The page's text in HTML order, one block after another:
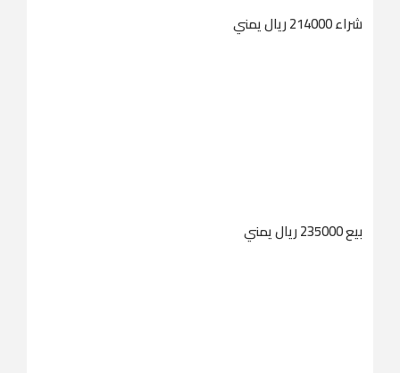
شراء 214000 ريال يمني
بيع 235000 ريال يمني